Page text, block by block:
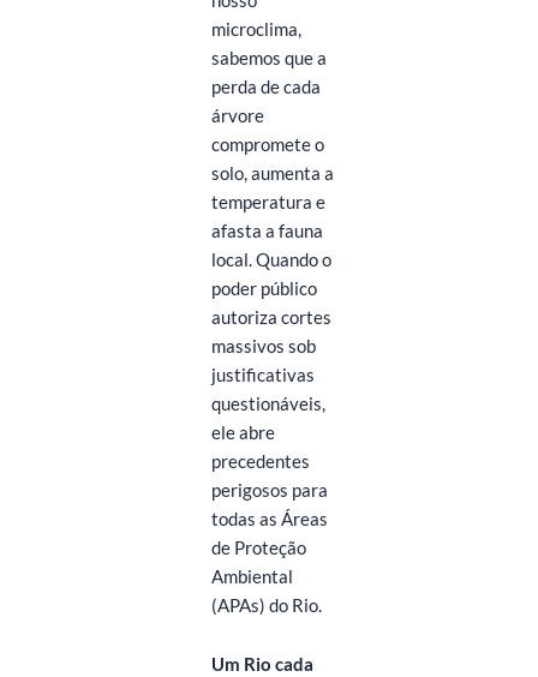
microclima,
sabemos que a
perda de cada
árvore
compromete o
solo, aumenta a
temperatura e
afasta a fauna
local. Quando o
poder público
autoriza cortes
massivos sob
justificativas
questionáveis,
ele abre
precedentes
perigosos para
todas as Áreas
de Proteção
Ambiental
(APAs) do Rio.
Um Rio cada